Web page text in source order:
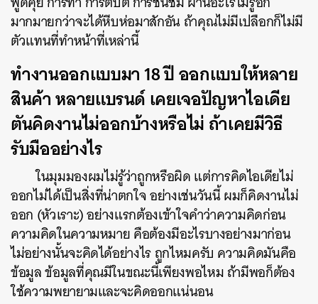
มากมายกว่าจะได้หีบห่อมาสักอัน ถ้าคุณไม่มีเปลือกก็ไม่มี
ตัวแทนที่ทำหน้าที่เหล่านี้
ทำงานออกแบบมา 18 ปี ออกแบบให้หลาย
สินค้า หลายแบรนด์ เคยเจอปัญหาไอเดีย
ตันคิดงานไม่ออกบ้างหรือไม่ ถ้าเคยมีวิธี
รับมืออย่างไร
ในมุมมองผมไม่รู้ว่าถูกหรือผิด แต่การคิดไอเดียไม่
ออกไม่ได้เป็นสิ่งที่น่าตกใจ อย่างเช่นวันนี้ ผมก็คิดงานไม่
ออก (หัวเราะ) อย่างแรกต้องเข้าใจคำว่าความคิดก่อน
ความคิดในความหมาย คือต้องมีอะไรบางอย่างมาก่อน
ไม่อย่างนั้นจะคิดได้อย่างไร ถูกไหมครับ ความคิดมันคือ
ข้อมูล ข้อมูลที่คุณมีในขณะนี้เพียงพอไหม ถ้ามีพอก็ต้อง
ใช้ความพยายามและจะคิดออกแน่นอน